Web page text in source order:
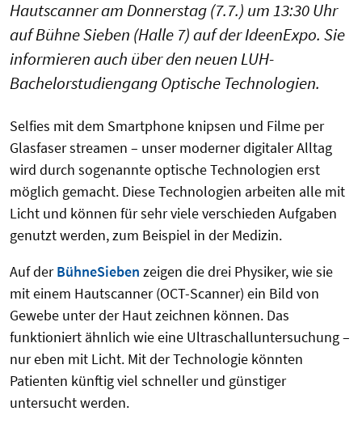
Hautscanner am Donnerstag (7.7.) um 13:30 Uhr
auf Bühne Sieben (Halle 7) auf der IdeenExpo. Sie
informieren auch über den neuen LUH-
Bachelorstudiengang Optische Technologien.
Selfies mit dem Smartphone knipsen und Filme per
Glasfaser streamen – unser moderner digitaler Alltag
wird durch sogenannte optische Technologien erst
möglich gemacht. Diese Technologien arbeiten alle mit
Licht und können für sehr viele verschieden Aufgaben
genutzt werden, zum Beispiel in der Medizin.
Auf derBühneSieben zeigen die drei Physiker, wie sie
mit einem Hautscanner (OCT-Scanner) ein Bild von
Gewebe unter der Haut zeichnen können. Das
funktioniert ähnlich wie eine Ultraschalluntersuchung –
nur eben mit Licht. Mit der Technologie könnten
Patienten künftig viel schneller und günstiger
untersucht werden.